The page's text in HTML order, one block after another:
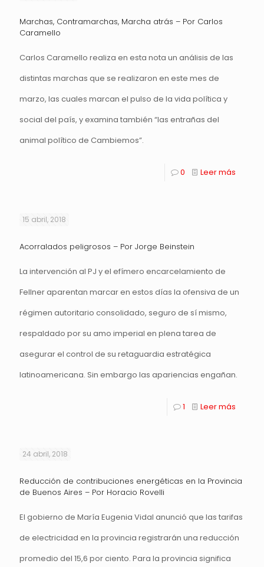
Marchas, Contramarchas, Marcha atrás – Por Carlos
Caramello
Carlos Caramello realiza en esta nota un análisis de las
distintas marchas que se realizaron en este mes de
marzo, las cuales marcan el pulso de la vida política y
social del país, y examina también “las entrañas del
animal político de Cambiemos”.
0 Leer más
15 abril, 2018
Acorralados peligrosos – Por Jorge Beinstein
La intervención al PJ y el efímero encarcelamiento de
Fellner aparentan marcar en estos días la ofensiva de un
régimen autoritario consolidado, seguro de sí mismo,
respaldado por su amo imperial en plena tarea de
asegurar el control de su retaguardia estratégica
latinoamericana. Sin embargo las apariencias engañan.
1 Leer más
24 abril, 2018
Reducción de contribuciones energéticas en la Provincia
de Buenos Aires – Por Horacio Rovelli
El gobierno de María Eugenia Vidal anunció que las tarifas
de electricidad en la provincia registrarán una reducción
promedio del 15,6 por ciento. Para la provincia significa